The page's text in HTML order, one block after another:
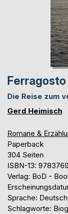
Ferragosto
Die Reise zum
Gerd Heimisch
Romane &
Paperback
304 Seiten
ISBN-13:
Verlag: BoD -
Sprache: Deutsch
Schlagworte: